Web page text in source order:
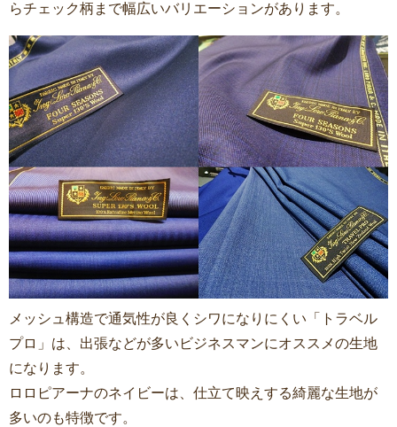
らチェック柄まで幅広いバリエーションがあります。
メッシュ構造で通気性が良くシワになりにくい「トラベル
プロ」は、出張などが多いビジネスマンにオススメの生地
になります。
ロロピアーナのネイビーは、仕立て映えする綺麗な生地が
多いのも特徴です。